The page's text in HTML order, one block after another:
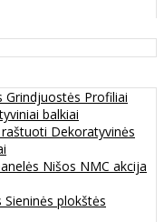
Grindjuostės Profiliai
balkiai
raštuoti Dekoratyvinės
Nišos NMC akcija
Sieninės plokštės